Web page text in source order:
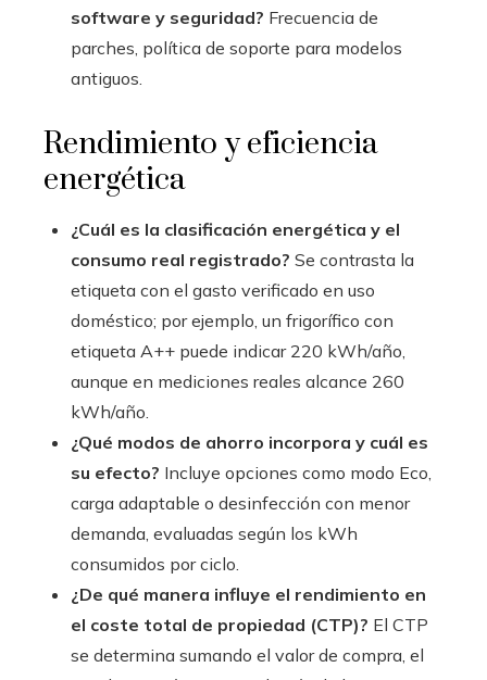
software y seguridad? Frecuencia de
parches, política de soporte para modelos
antiguos.
Rendimiento y eficiencia
energética
¿Cuál es la clasificación energética y el
consumo real registrado? Se contrasta la
etiqueta con el gasto verificado en uso
doméstico; por ejemplo, un frigorífico con
etiqueta A++ puede indicar 220 kWh/año,
aunque en mediciones reales alcance 260
kWh/año.
¿Qué modos de ahorro incorpora y cuál es
su efecto? Incluye opciones como modo Eco,
carga adaptable o desinfección con menor
demanda, evaluadas según los kWh
consumidos por ciclo.
¿De qué manera influye el rendimiento en
el coste total de propiedad (CTP)? El CTP
se determina sumando el valor de compra, el